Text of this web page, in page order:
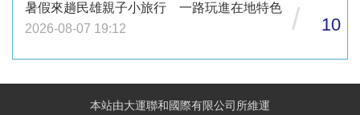
暑假來趟民雄親子小旅行 一路玩進在地特色
2026-08-07 19:12
/ 10
本站由大運聯和國際有限公司所維運